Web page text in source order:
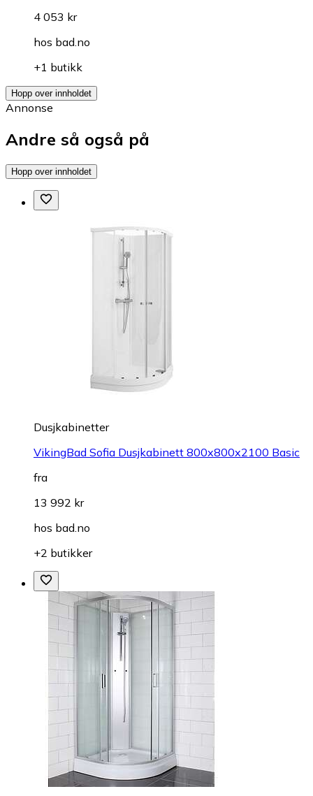
4 053 kr
hos bad.no
+1 butikk
Hopp over innholdet
Annonse
Andre så også på
Hopp over innholdet
Dusjkabinetter
VikingBad Sofia Dusjkabinett 800x800x2100 Basic
fra
13 992 kr
hos bad.no
+2 butikker